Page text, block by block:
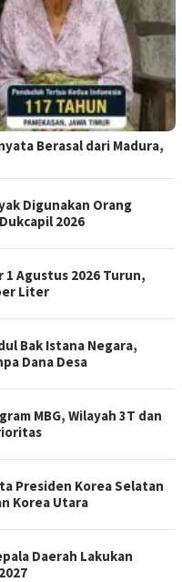
Berasal dari Madura,
Digunakan Orang
2026
1 Agustus 2026 Turun,
Liter
Bak Istana Negara,
Dana Desa
MBG, Wilayah 3T dan
Presiden Korea Selatan
Korea Utara
Daerah Lakukan